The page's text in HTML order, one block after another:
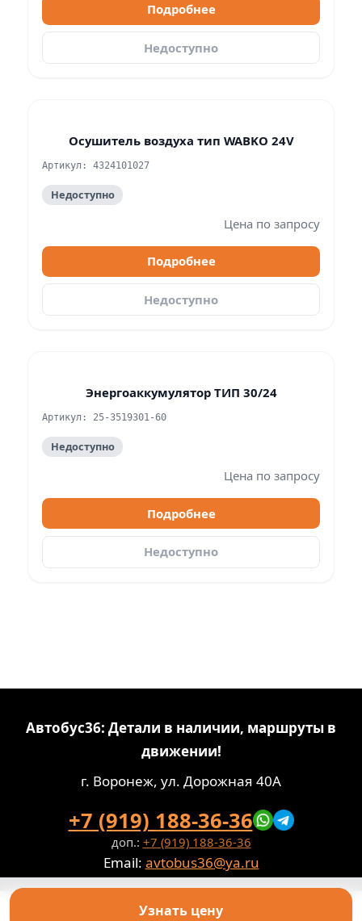
Подробнее
Недоступно
Осушитель воздуха тип WABKO 24V
Артикул: 4324101027
Недоступно
Цена по запросу
Подробнее
Недоступно
Энергоаккумулятор ТИП 30/24
Артикул: 25-3519301-60
Недоступно
Цена по запросу
Подробнее
Недоступно
Автобус36: Детали в наличии, маршруты в
движении!
г. Воронеж, ул. Дорожная 40А
+7 (919) 188-36-36
доп.: +7 (919) 188-36-36
Email: avtobus36@ya.ru
Паспорт обработки персональных данных
Узнать цену